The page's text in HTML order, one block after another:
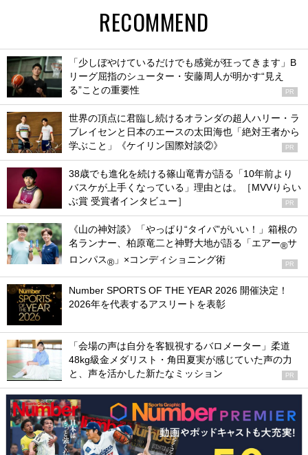
RECOMMEND
「少しぼやけているだけでも感覚が狂ってきます」B
リーグ屈指のシューター・安藤周人が明かす“見え
る”ことの重要性
PR
世界の頂点に君臨し続けるオランダの超人ハリー・ラ
ブレイセンと日本のエースの太田海也「絶対王者から
学ぶこと」《ケイリン国際対談②》
PR
38歳でも進化を続ける篠山竜青が語る「10年前より
バスケが上手くなっている」理由とは。［MVVりらい
ぶ賞 受賞者インタビュー］
PR
《山の神対談》「やっぱり“タイパ”がいい！」箱根の
名ランナー、柏原竜二と神野大地が語る「エアー®サ
ロンパス® 」×コンディショニング術 PR
Number SPORTS OF THE YEAR 2026 開催決定！
2026年を代表するアスリートを表彰
「会場の声は自分を客観視するバロメーター」柔道
48kg級金メダリスト・角田夏実が感じていた声の力
と、声を活かした新たなミッション
PR